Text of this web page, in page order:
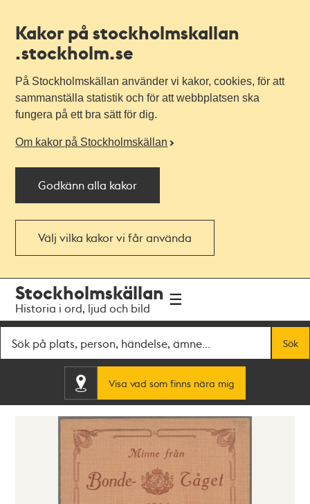
Kakor på stockholmskallan
.stockholm.se
På Stockholmskällan använder vi kakor, cookies, för att
sammanställa statistik och för att webbplatsen ska
fungera på ett bra sätt för dig.
Om kakor på Stockholmskällan
Godkänn alla kakor
Välj vilka kakor vi får använda
navigationen
huvudinnehållet
Stockholmskällan
Historia i ord, ljud och bild
Sök
Visa vad som finns nära mig